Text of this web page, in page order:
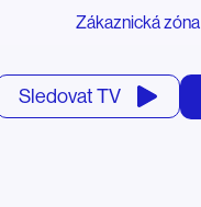
Zákaznická zóna
Sledovat TV